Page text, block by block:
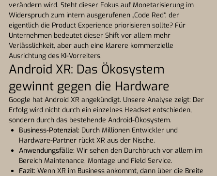
verändern wird. Steht dieser Fokus auf Monetarisierung im
Widerspruch zum intern ausgerufenen „Code Red“, der
eigentlich die Product Experience priorisieren sollte? Für
Unternehmen bedeutet dieser Shift vor allem mehr
Verlässlichkeit, aber auch eine klarere kommerzielle
Ausrichtung des KI-Vorreiters.
Android XR: Das Ökosystem
gewinnt gegen die Hardware
Google hat Android XR angekündigt. Unsere Analyse zeigt: Der
Erfolg wird nicht durch ein einzelnes Headset entschieden,
sondern durch das bestehende Android-Ökosystem.
Business-Potenzial: Durch Millionen Entwickler und
Hardware-Partner rückt XR aus der Nische.
Anwendungsfälle: Wir sehen den Durchbruch vor allem im
Bereich Maintenance, Montage und Field Service.
Fazit: Wenn XR im Business ankommt, dann über die Breite